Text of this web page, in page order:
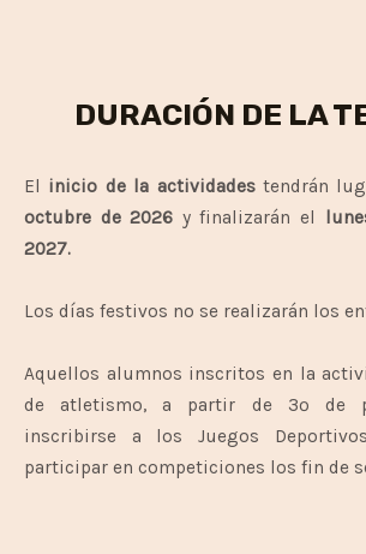
DURACIÓN DE LA
El inicio de la actividadestendrán
octubre de 2026 y finalizarán el
2027.
Los días festivos no se realizarán los
Aquellos alumnos inscritos en la
de atletismo, a partir de 3º de
inscribirse a los Juegos
participar en competiciones los fin de